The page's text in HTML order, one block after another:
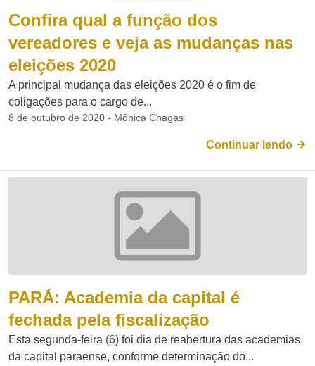
Confira qual a função dos
vereadores e veja as mudanças nas
eleições 2020
A principal mudança das eleições 2020 é o fim de
coligações para o cargo de...
8 de outubro de 2020 - Mônica Chagas
Continuar lendo
PARÁ: Academia da capital é
fechada pela fiscalização
Esta segunda-feira (6) foi dia de reabertura das academias
da capital paraense, conforme determinação do...